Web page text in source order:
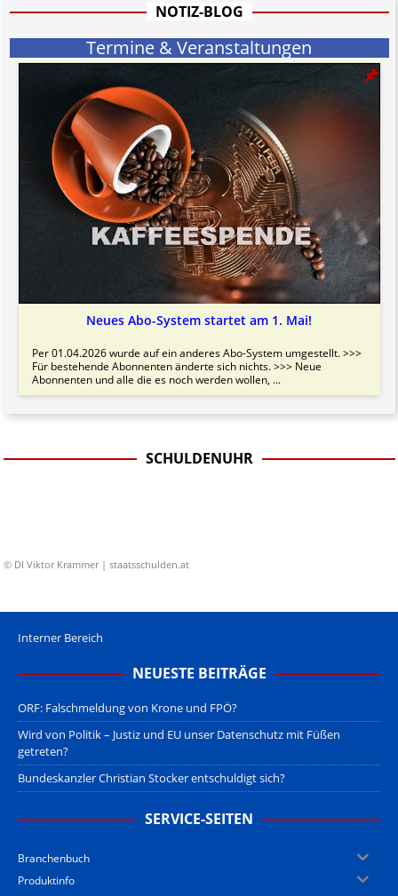
NOTIZ-BLOG
Termine & Veranstaltungen
Neues Abo-System startet am 1. Mai!
Per 01.04.2026 wurde auf ein anderes Abo-System umgestellt. >>>
Für bestehende Abonnenten änderte sich nichts. >>> Neue
Abonnenten und alle die es noch werden wollen, ...
SCHULDENUHR
© DI Viktor Krammer | staatsschulden.at
Interner Bereich
NEUESTE BEITRÄGE
ORF: Falschmeldung von Krone und FPÖ?
Wird von Politik – Justiz und EU unser Datenschutz mit Füßen
getreten?
Bundeskanzler Christian Stocker entschuldigt sich?
SERVICE-SEITEN
Branchenbuch
Produktinfo